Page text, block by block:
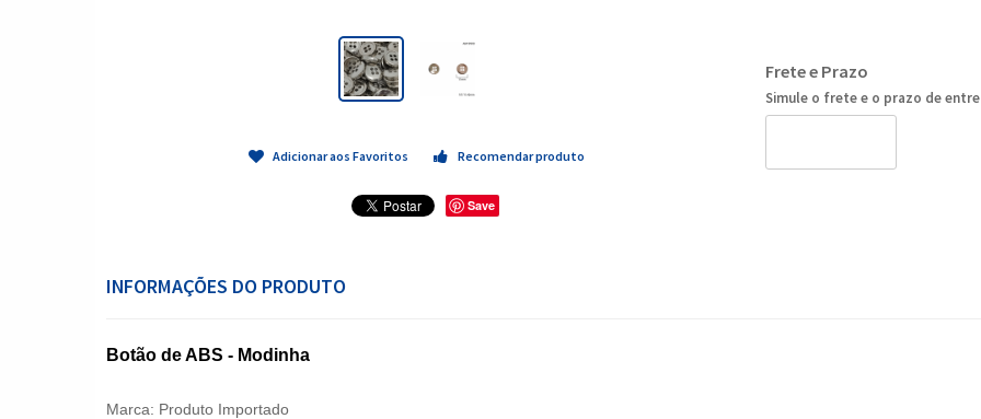
Adicionar aos Favoritos Recomendar produto
Save
Frete e Prazo
Simule o frete e o prazo de
INFORMAÇÕES DO PRODUTO
Botão de ABS - Modinha
Marca: Produto Importado